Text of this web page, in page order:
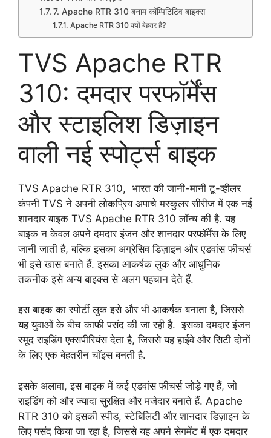
7. Apache RTR 310 बनाम कॉम्पिटिटिव बाइक्स
Apache RTR 310 क्यों बेहतर है?
TVS Apache RTR
310: दमदार परफॉर्मेंस
और स्टाइलिश डिज़ाइन
वाली नई स्पोर्ट्स बाइक
TVS Apache RTR 310, भारत की जानी-मानी टू-व्हीलर
कंपनी TVS ने अपनी लोकप्रिय अपाचे मस्कुलर सीरीज में एक नई
शानदार बाइक TVS Apache RTR 310 लॉन्च की है. यह
बाइक न केवल अपने दमदार इंजन और शानदार परफॉर्मेंस के लिए
जानी जाती है, बल्कि इसका अग्रेसिव डिज़ाइन और एडवांस फीचर्स
भी इसे खास बनाते हैं. इसका आकर्षक लुक और आधुनिक
तकनीक इसे अन्य बाइक्स से अलग पहचान देते हैं.
इस बाइक का स्पोर्टी लुक इसे और भी आकर्षक बनाता है, जिससे
यह युवाओं के बीच काफी पसंद की जा रही है. इसका दमदार इंजन
स्मूद राइडिंग एक्सपीरियंस देता है, जिससे यह हाईवे और सिटी दोनों
के लिए एक बेहतरीन चॉइस बनती है.
इसके अलावा, इस बाइक में कई एडवांस फीचर्स जोड़े गए हैं, जो
राइडिंग को और ज्यादा सुरक्षित और मजेदार बनाते हैं. Apache
RTR 310 को इसकी स्पीड, स्टेबिलिटी और शानदार डिज़ाइन के
लिए पसंद किया जा रहा है, जिससे यह अपने सेगमेंट में एक दमदार